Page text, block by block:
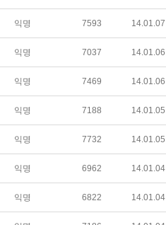
익명 7593 14.01.07
익명 7037 14.01.06
익명 7469 14.01.06
익명 7188 14.01.05
익명 7732 14.01.05
익명 6962 14.01.04
익명 6822 14.01.04